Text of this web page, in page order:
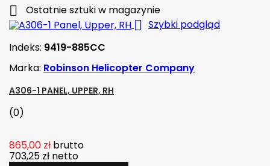
 Ostatnie sztuki w magazynie
 Szybki podgląd
Indeks: 9419-885CC
Marka: Robinson Helicopter Company
A306-1 PANEL, UPPER, RH
(0)
865,00 zł brutto
703,25 zł netto